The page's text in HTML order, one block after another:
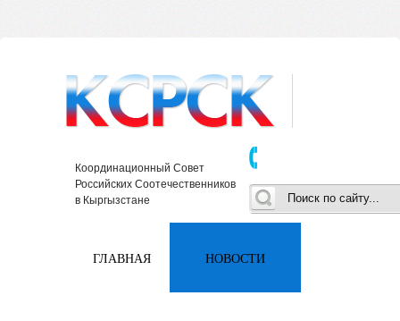
Координационный Совет
Российских Соотечественников
в Кыргызстане
ГЛАВНАЯ НОВОСТИ